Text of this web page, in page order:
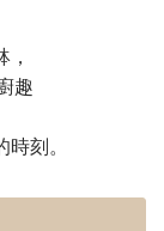
趣
刻。